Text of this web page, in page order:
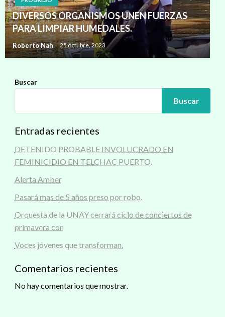
DIVERSOS ORGANISMOS UNEN FUERZAS
PARA LIMPIAR HUMEDALES.
Roberto Nah 25 octubre, 2023
Buscar
Buscar
Entradas recientes
DETENIDO PROBABLE INVOLUCRADO EN
FEMINICIDIO EN TELCHAC PUERTO.
Alerta Amber
Pasará mas de 5 años preso por robo.
Orquesta de la UNAY cerrará ciclo de conciertos de
primavera con
Voces jóvenes que transforman.
Comentarios recientes
No hay comentarios que mostrar.